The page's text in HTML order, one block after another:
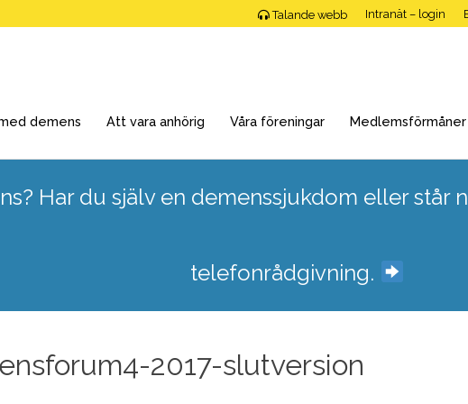
Talande webb Intranät – login
demens Att vara anhörig Våra föreningar Medlemsförmåner
Har du själv en demenssjukdom eller står
telefonrådgivning.
2017-slutversion